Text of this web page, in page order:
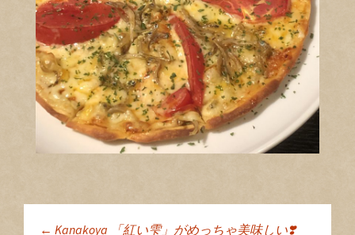
← Kanakoya 「紅い雫」がめっちゃ美味しい❣️